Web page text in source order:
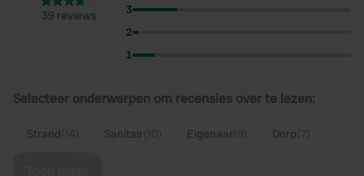
39 reviews
3
2
1
Selecteer onderwerpen om recensies over te lezen:
Strand Sanitair Eigenaar Dorp